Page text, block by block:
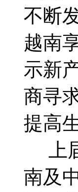
不断
越南
示新
商寻
提高
上
南及